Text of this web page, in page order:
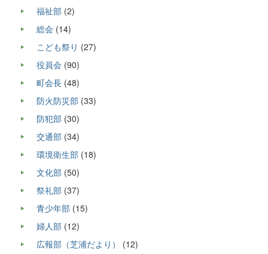
福祉部 (2)
総会 (14)
こども祭り (27)
役員会 (90)
町会長 (48)
防火防災部 (33)
防犯部 (30)
交通部 (34)
環境衛生部 (18)
文化部 (50)
祭礼部 (37)
青少年部 (15)
婦人部 (12)
広報部（芝浦だより）
(12)